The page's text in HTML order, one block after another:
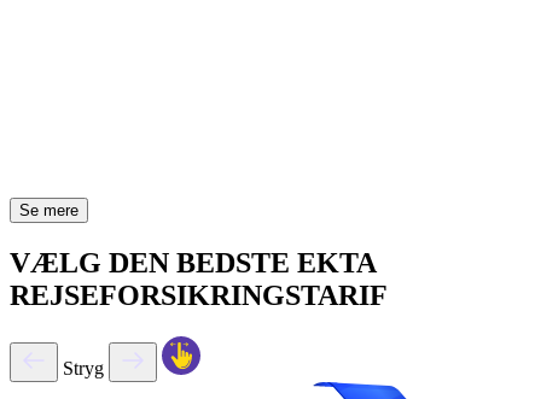
Se mere
VÆLG DEN BEDSTE EKTA
REJSEFORSIKRINGSTARIF
Stryg